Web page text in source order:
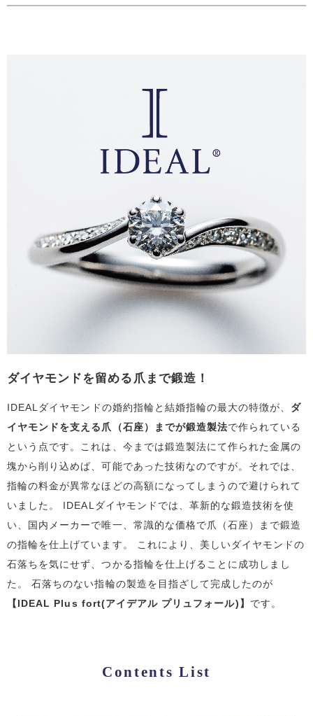
ダイヤモンドを留める爪まで鍛造！
IDEALダイヤモンドの婚約指輪と結婚指輪の最大の特徴が、 ダ
イヤモンドを支える爪（石座）までが鍛造製法で作られている
という点です。これは、今までは鍛造製法にて作られた金属の
塊から削り込めば、可能であった技術なのですが。それでは、
指輪の料金が異常なほどの高額になってしまうので避けられて
いました。 IDEALダイヤモンドでは、革新的な鍛造技術を使
い、国内メーカーで唯一、常識的な価格で爪（石座）まで鍛造
の指輪を仕上げています。 これにより、美しいダイヤモンドの
石落ちを気にせず、つかる指輪を仕上げることに成功しまし
た。 石落ちのない指輪の製造を目指ざして完成したのが
【IDEAL Plus fort(アイデアル プリュフォール)】 です。
Contents List